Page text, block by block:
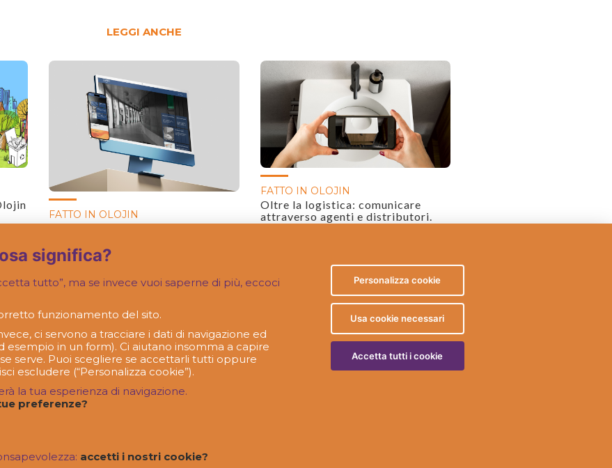
LEGGI ANCHE
FATTO IN OLOJIN
Una nuova “casa” online per gli
FATTO IN OLOJIN
Oltre la logistica: comunicare
attraverso agenti e distributori.
Cap. Soc. € 80.000 - Reg. Imp. TV 320021 - P.IVA 01560130930 - PEC olojin@registerpec.it - SDI W7YVJK9 -
significa?
tutto”, ma se invece vuoi saperne di più, eccoci
funzionamento del sito.
ci servono a tracciare i dati di navigazione ed
esempio in un form). Ci aiutano insomma a capire
serve. Puoi scegliere se accettarli tutti oppure
escludere (“Personalizza cookie”).
la tua esperienza di navigazione.
preferenze?
accetti i nostri cookie?
Accetta tutti i cookie
Usa cookie necessari
Personalizza cookie